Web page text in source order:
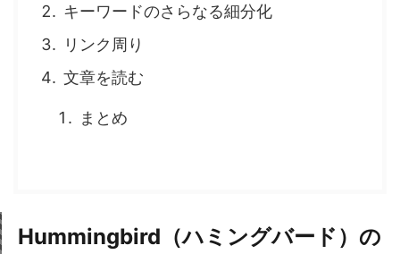
キーワードのさらなる細分化
リンク周り
文章を読む
まとめ
Hummingbird（ハミングバード）の